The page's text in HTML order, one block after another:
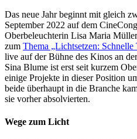
Das neue Jahr beginnt mit gleich
September 2022 auf dem
Oberbeleuchterin Lisa Maria
zum Thema „Lichtsetzen:
live auf der Bühne des Kinos an
Sina Blume ist erst seit kurzem
einige Projekte in dieser Position
beide überhaupt in die Branche
sie vorher absolvierten.
Wege zum Licht